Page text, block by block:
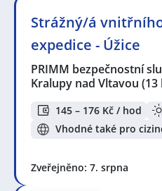
Strážný/á
expedice - Úžice
PRIMM bezpečnostní
Kralupy nad Vltavou (13
145 – 176 Kč / hod
Vhodné také pro
Zveřejněno: 7. srpna